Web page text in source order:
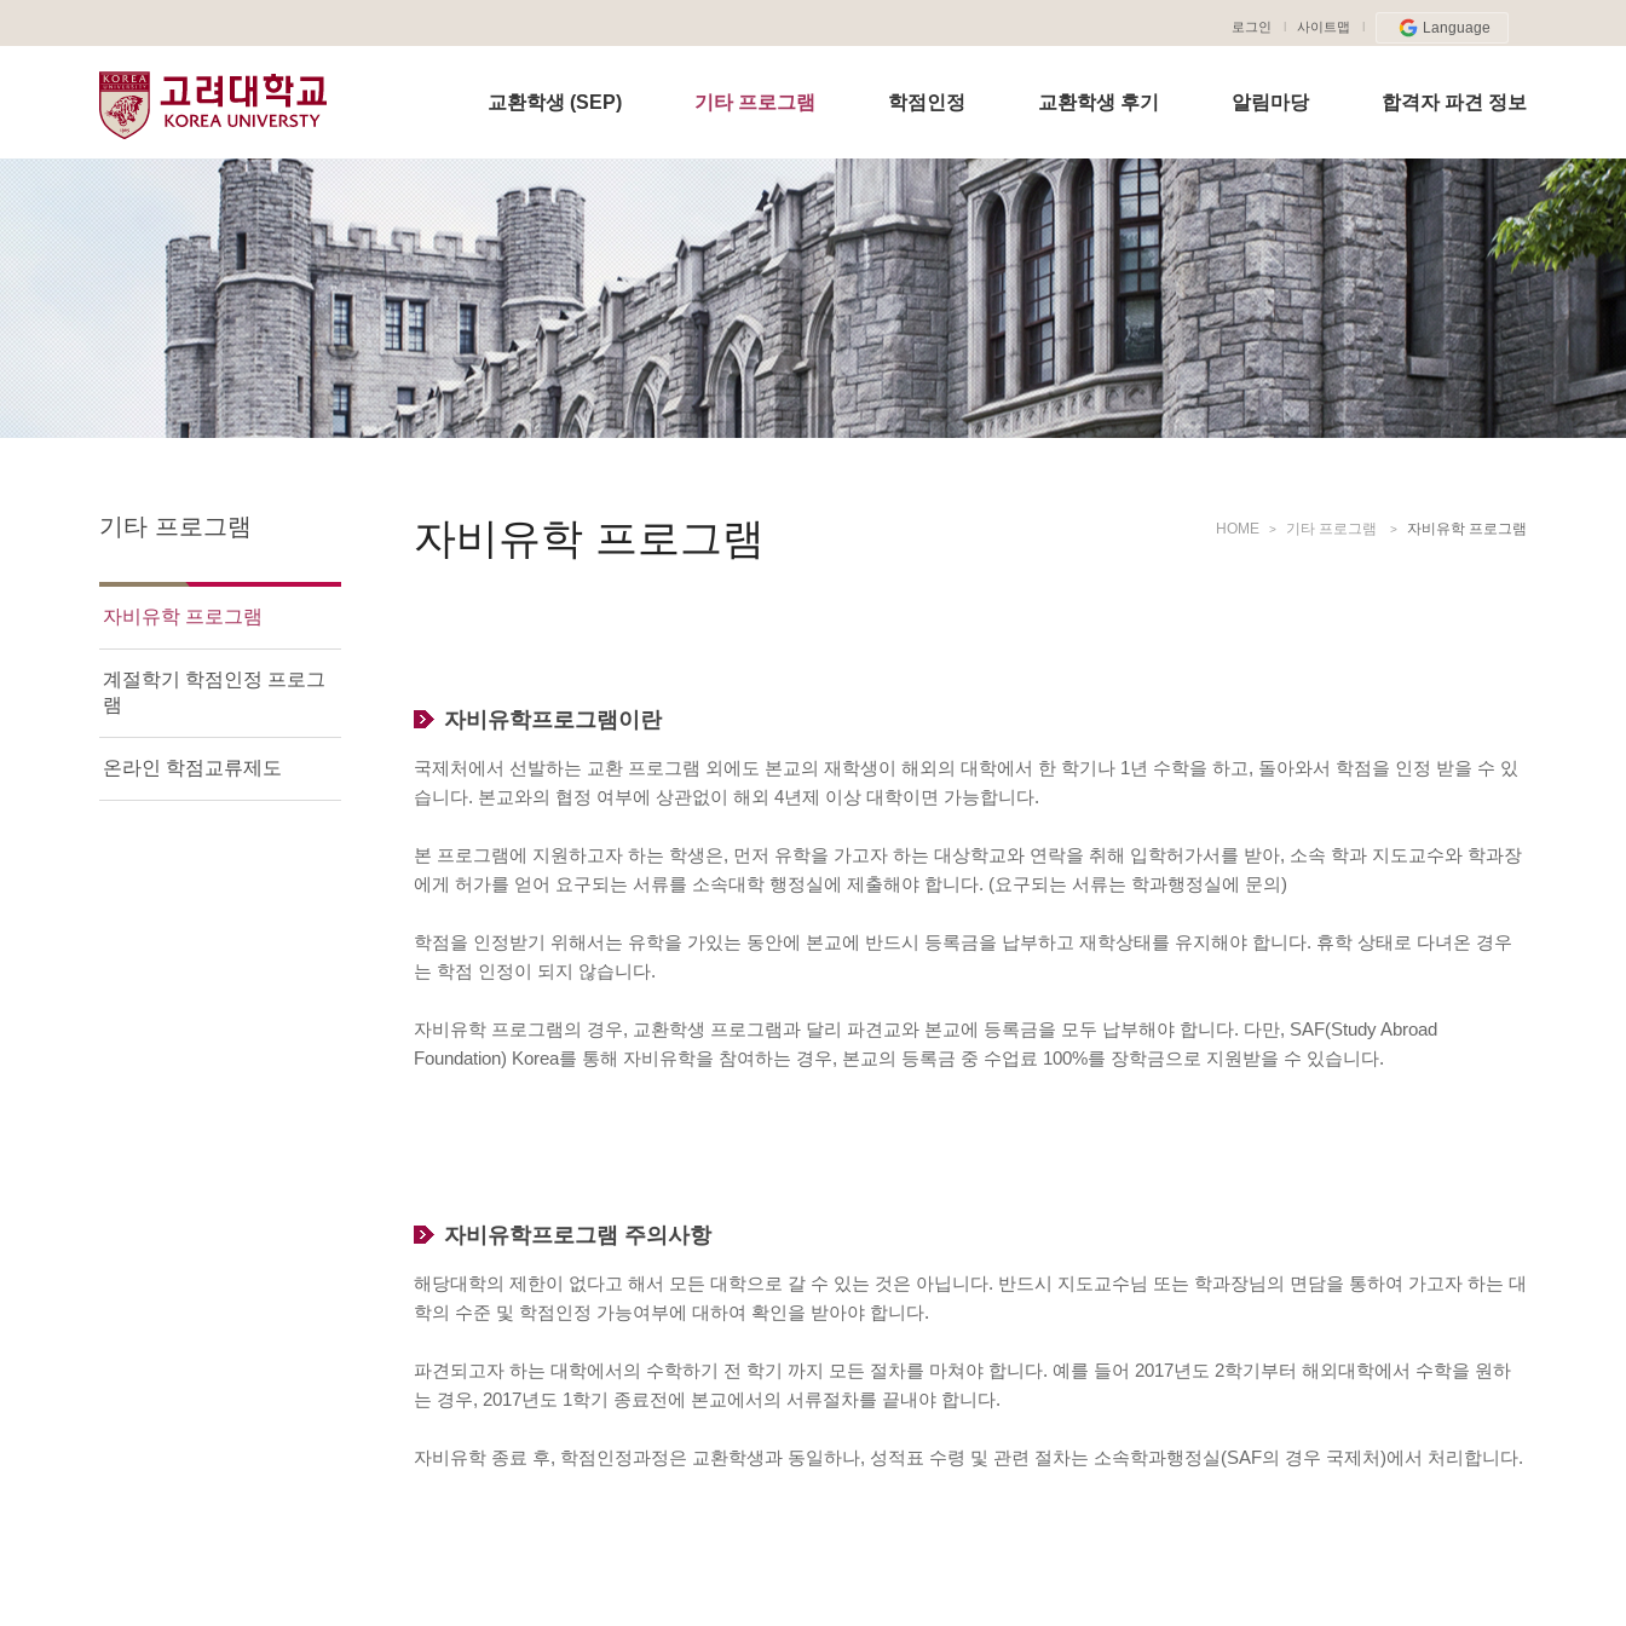
로그인 사이트맵 Language
교환학생 (SEP) 기타 프로그램 학점인정 교환학생 후기 알림마당 합격자 파견 정보
기타 프로그램
자비유학 프로그램
계절학기 학점인정 프로그
램
온라인 학점교류제도
자비유학 프로그램 HOME 기타 프로그램 자비유학 프로그램
자비유학프로그램이란
국제처에서 선발하는 교환 프로그램 외에도 본교의 재학생이 해외의 대학에서 한 학기나 1년 수학을 하고, 돌아와서 학점을 인정 받을 수 있
습니다. 본교와의 협정 여부에 상관없이 해외 4년제 이상 대학이면 가능합니다.
본 프로그램에 지원하고자 하는 학생은, 먼저 유학을 가고자 하는 대상학교와 연락을 취해 입학허가서를 받아, 소속 학과 지도교수와 학과장
에게 허가를 얻어 요구되는 서류를 소속대학 행정실에 제출해야 합니다. (요구되는 서류는 학과행정실에 문의)
학점을 인정받기 위해서는 유학을 가있는 동안에 본교에 반드시 등록금을 납부하고 재학상태를 유지해야 합니다. 휴학 상태로 다녀온 경우
는 학점 인정이 되지 않습니다.
자비유학 프로그램의 경우, 교환학생 프로그램과 달리 파견교와 본교에 등록금을 모두 납부해야 합니다. 다만, SAF(Study Abroad
Foundation) Korea를 통해 자비유학을 참여하는 경우, 본교의 등록금 중 수업료 100%를 장학금으로 지원받을 수 있습니다.
자비유학프로그램 주의사항
해당대학의 제한이 없다고 해서 모든 대학으로 갈 수 있는 것은 아닙니다. 반드시 지도교수님 또는 학과장님의 면담을 통하여 가고자 하는 대
학의 수준 및 학점인정 가능여부에 대하여 확인을 받아야 합니다.
파견되고자 하는 대학에서의 수학하기 전 학기 까지 모든 절차를 마쳐야 합니다. 예를 들어 2017년도 2학기부터 해외대학에서 수학을 원하
는 경우, 2017년도 1학기 종료전에 본교에서의 서류절차를 끝내야 합니다.
자비유학 종료 후, 학점인정과정은 교환학생과 동일하나, 성적표 수령 및 관련 절차는 소속학과행정실(SAF의 경우 국제처)에서 처리합니다.